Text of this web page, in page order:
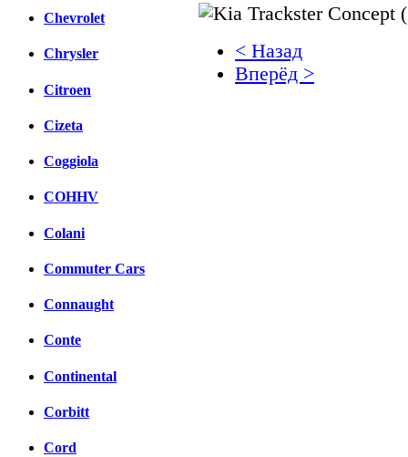
Chevrolet
Chrysler
Citroen
Cizeta
Coggiola
COHHV
Colani
Commuter Cars
Connaught
Conte
Continental
Corbitt
Cord
< Назад
Вперёд >